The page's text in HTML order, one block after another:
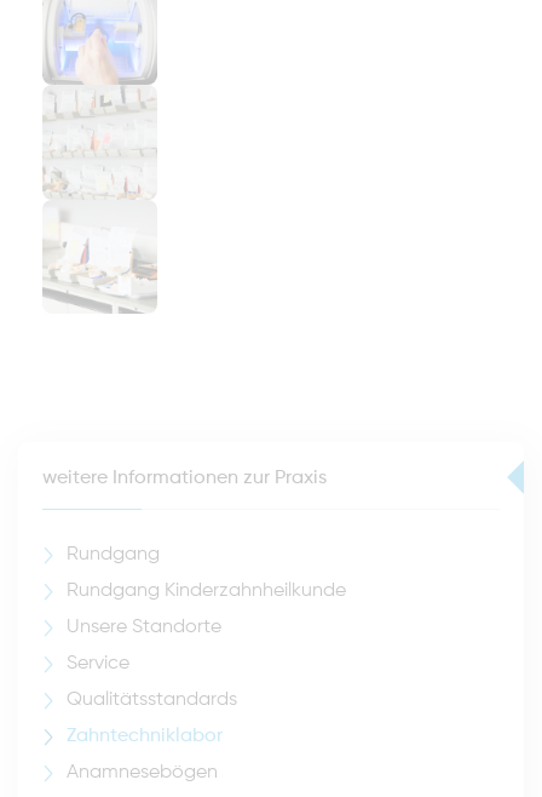
weitere Informationen zur Praxis
Rundgang
Rundgang Kinderzahnheilkunde
Unsere Standorte
Service
Qualitätsstandards
Zahntechniklabor
Anamnesebögen